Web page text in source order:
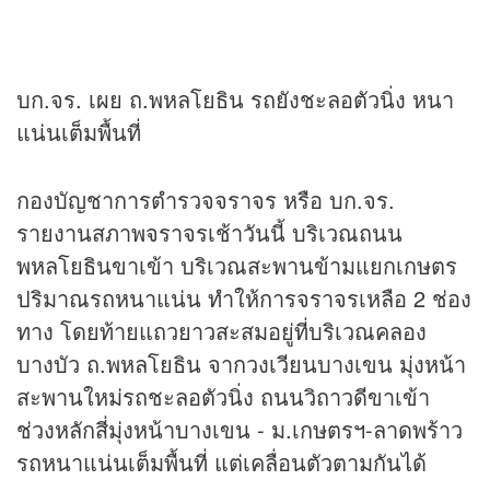
บก.จร. เผย ถ.พหลโยธิน รถยังชะลอตัวนิ่ง หนา
แน่นเต็มพื้นที่
กองบัญชาการตำรวจจราจร หรือ บก.จร.
รายงานสภาพจราจรเช้าวันนี้ บริเวณถนน
พหลโยธินขาเข้า บริเวณสะพานข้ามแยกเกษตร
ปริมาณรถหนาแน่น ทำให้การจราจรเหลือ 2 ช่อง
ทาง โดยท้ายแถวยาวสะสมอยู่ที่บริเวณคลอง
บางบัว ถ.พหลโยธิน จากวงเวียนบางเขน มุ่งหน้า
สะพานใหม่รถชะลอตัวนิ่ง ถนนวิถาวดีขาเข้า
ช่วงหลักสี่มุ่งหน้าบางเขน - ม.เกษตรฯ-ลาดพร้าว
รถหนาแน่นเต็มพื้นที่ แต่เคลื่อนตัวตามกันได้